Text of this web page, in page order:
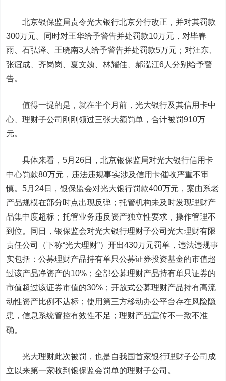
北京银保监局责令光大银行北京分行改正，并对其罚款
300万元。同时对王华给予警告并处罚款10万元，对毕春
雨、石弘泽、王晓南3人给予警告并处罚款5万元；对汪东、
张谊成、齐岗岗、夏文姨、林耀佳、郝泓江6人分别给予警
告。
值得一提的是，就在半个月前，光大银行及其信用卡中
心、理财子公司刚刚领过三张大额罚单，合计被罚910万
元。
具体来看，5月26日，北京银保监局对光大银行信用卡
中心罚款80万元，违法违规事实涉及信用卡催收严重不审
慎。5月24日，银保监会对光大银行罚款400万元，案由系老
产品规模在部分时点出现反弹；托管机构未及时发现理财产
品集中度超标；托管业务违反资产独立性要求，操作管理不
到位。同日，银保监会对光大银行理财子公司光大理财有限
责任公司（下称“光大理财”）开出430万元罚单，违法违规事
实包括：公募理财产品持有单只公募证券投资基金的市值超
过该产品净资产的10%；全部公募理财产品持有单只证券的
市值超过该证券市值的30%；开放式公募理财产品持有高流
动性资产比例不达标；使用第三方移动办公平台存在风险隐
患，信息系统管控有效性不足；理财产品宣传不一致不准
确。
光大理财此次被罚，也是自我国首家银行理财子公司成
立以来第一家收到银保监会罚单的理财子公司。